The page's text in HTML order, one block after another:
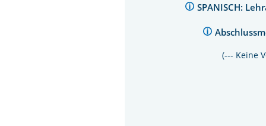
SPANISCH:
(--- Keine